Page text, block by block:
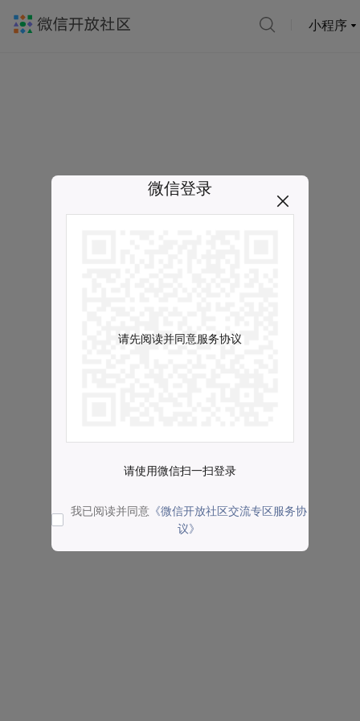
小程序
微信登录
请先阅读并同意服务协议
请使用微信扫一扫登录
我已阅读并同意 《微信开放社区交流专区服务协
议》